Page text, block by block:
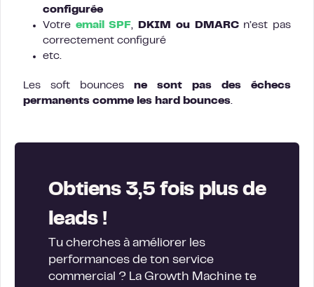
configurée
Votre email SPF, DKIM ou DMARCn’est pas
correctement configuré
etc.
Les soft bounces ne sont pas des échecs
permanents comme les hard bounces.
Obtiens 3,5 fois plus de
leads !
Tu cherches à améliorer les
performances de ton service
commercial ? La Growth Machine te